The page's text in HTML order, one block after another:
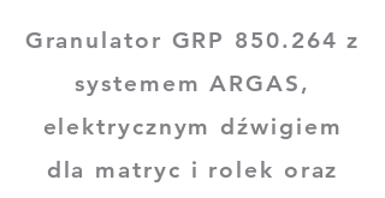
Granulator GRP 850.264 z
systemem ARGAS,
elektrycznym dźwigiem
dla matryc i rolek oraz